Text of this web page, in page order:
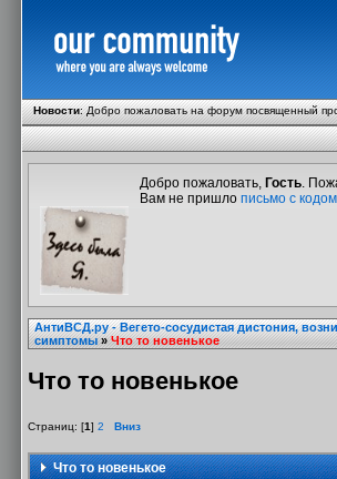
Новости:Добро пожаловать на форум посвященный
Добро пожаловать, Гость.
Вам не пришло письмо с
АнтиВСД.ру - Вегето-сосудистая дистония,
симптомы»Что то новенькое
Что то новенькое
Страниц: [1] 2 Вниз
Что то новенькое